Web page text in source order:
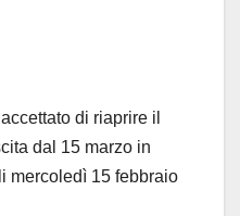
di riaprire il
dal 15 marzo in
mercoledì 15 febbraio